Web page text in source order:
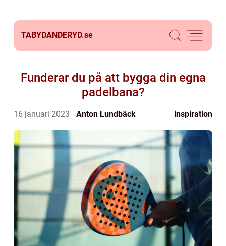
TABYDANDERYD.se
Funderar du på att bygga din egna
padelbana?
16 januari 2023 Anton Lundbäck inspiration